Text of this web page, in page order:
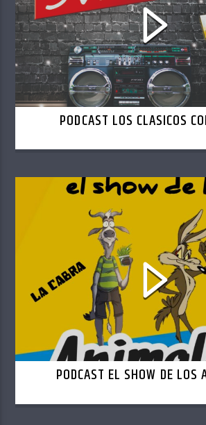
PODCAST LOS CLASICOS
PODCAST EL SHOW DE LOS